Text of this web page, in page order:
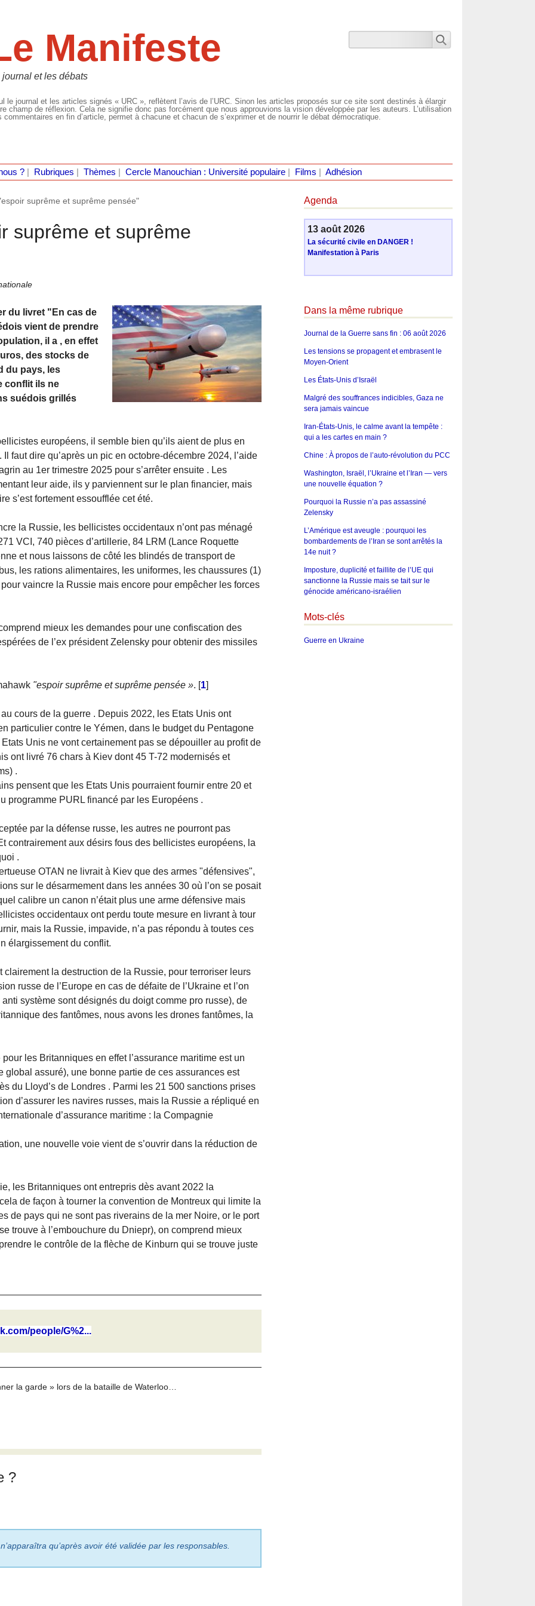
Manifeste
journal et les débats
le journal et les articles signés « URC », reflètent l’avis de l’URC. Sinon les articles proposés sur ce site sont destinés à élargir
champ de réflexion. Cela ne signifie donc pas forcément que nous approuvions la vision développée par les auteurs. L’utilisation
commentaires en fin d’article, permet à chacune et chacun de s’exprimer et de nourrir le débat démocratique.
?| Rubriques Thèmes Cercle Manouchian : Université populaire| Films Adhésion
suprême et suprême pensée"
suprême et suprême
du livret "En cas de
vient de prendre
il a , en effet
des stocks de
du pays, les
conflit ils ne
suédois grillés
européens, il semble bien qu’ils aient de plus en
faut dire qu’après un pic en octobre-décembre 2024, l’aide
au 1er trimestre 2025 pour s’arrêter ensuite . Les
leur aide, ils y parviennent sur le plan financier, mais
s’est fortement essoufflée cet été.
la Russie, les bellicistes occidentaux n’ont pas ménagé
VCI, 740 pièces d’artillerie, 84 LRM (Lance Roquette
et nous laissons de côté les blindés de transport de
les rations alimentaires, les uniformes, les chaussures (1)
vaincre la Russie mais encore pour empêcher les forces
mieux les demandes pour une confiscation des
de l’ex président Zelensky pour obtenir des missiles
"espoir suprême et suprême pensée ». [1]
cours de la guerre . Depuis 2022, les Etats Unis ont
particulier contre le Yémen, dans le budget du Pentagone
Unis ne vont certainement pas se dépouiller au profit de
ont livré 76 chars à Kiev dont 45 T-72 modernisés et
.
pensent que les Etats Unis pourraient fournir entre 20 et
programme PURL financé par les Européens .
par la défense russe, les autres ne pourront pas
contrairement aux désirs fous des bellicistes européens, la
.
OTAN ne livrait à Kiev que des armes "défensives",
sur le désarmement dans les années 30 où l’on se posait
calibre un canon n’était plus une arme défensive mais
occidentaux ont perdu toute mesure en livrant à tour
mais la Russie, impavide, n’a pas répondu à toutes ces
élargissement du conflit.
la destruction de la Russie, pour terroriser leurs
russe de l’Europe en cas de défaite de l’Ukraine et l’on
système sont désignés du doigt comme pro russe), de
des fantômes, nous avons les drones fantômes, la
les Britanniques en effet l’assurance maritime est un
assuré), une bonne partie de ces assurances est
du Lloyd’s de Londres . Parmi les 21 500 sanctions prises
d’assurer les navires russes, mais la Russie a répliqué en
d’assurance maritime : la Compagnie
une nouvelle voie vient de s’ouvrir dans la réduction de
les Britanniques ont entrepris dès avant 2022 la
de façon à tourner la convention de Montreux qui limite la
de pays qui ne sont pas riverains de la mer Noire, or le port
trouve à l’embouchure du Dniepr), on comprend mieux
le contrôle de la flèche de Kinburn qui se trouve juste
people/G%2...
la garde » lors de la bataille de Waterloo…
?
qu’après avoir été validée par les responsables.
Agenda
13 août 2026
La sécurité civile en DANGER !
Manifestation à Paris
Dans la même rubrique
Journal de la Guerre sans fin : 06 août 2026
Les tensions se propagent et embrasent le
Moyen-Orient
Les États-Unis d’Israël
Malgré des souffrances indicibles, Gaza ne
sera jamais vaincue
Iran-États-Unis, le calme avant la tempête :
qui a les cartes en main ?
Chine : À propos de l’auto-révolution du PCC
Washington, Israël, l’Ukraine et l’Iran — vers
une nouvelle équation ?
Pourquoi la Russie n’a pas assassiné
Zelensky
L’Amérique est aveugle : pourquoi les
bombardements de l’Iran se sont arrêtés la
14e nuit ?
Imposture, duplicité et faillite de l’UE qui
sanctionne la Russie mais se tait sur le
génocide américano-israélien
Mots-clés
Guerre en Ukraine